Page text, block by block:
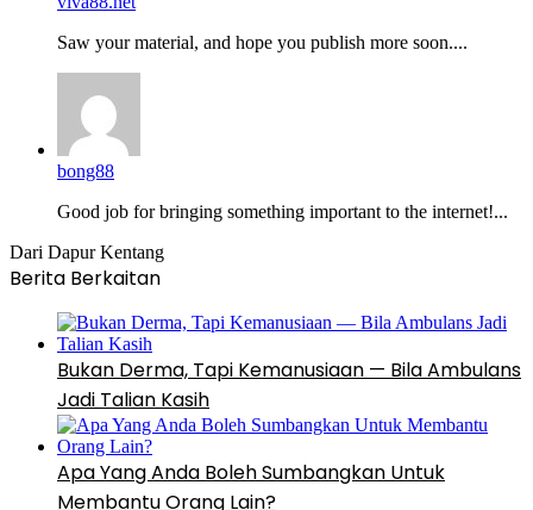
Saw your material, and hope you publish more soon....
bong88
Good job for bringing something important to the internet!...
Dari Dapur Kentang
Berita Berkaitan
Bukan Derma, Tapi Kemanusiaan — Bila Ambulans
Jadi Talian Kasih
Apa Yang Anda Boleh Sumbangkan Untuk
Membantu Orang Lain?